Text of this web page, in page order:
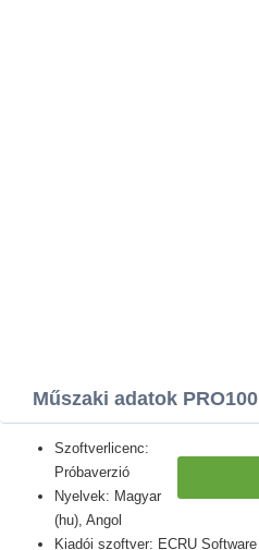
Műszaki adatok PRO100
Szoftverlicenc:
Próbaverzió
Nyelvek: Magyar
(hu), Angol
Kiadói szoftver: ECRU Software